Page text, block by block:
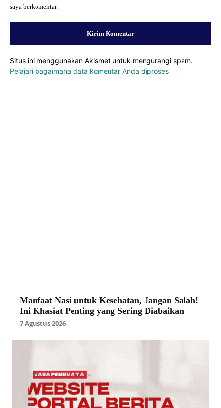
saya berkomentar.
Situs ini menggunakan Akismet untuk mengurangi spam.
Pelajari bagaimana data komentar Anda diproses
Manfaat Nasi untuk Kesehatan, Jangan Salah!
Ini Khasiat Penting yang Sering Diabaikan
7 Agustus 2026